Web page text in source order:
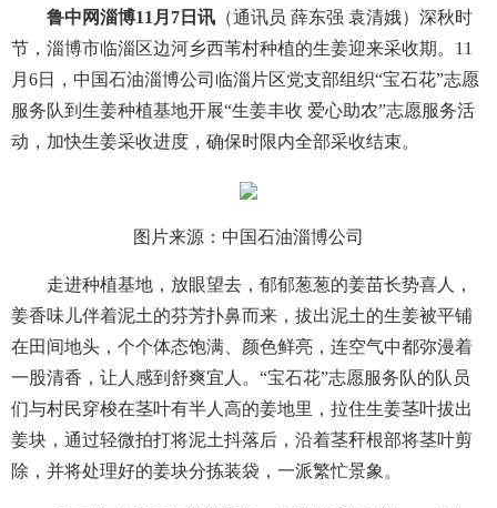
鲁中网淄博11月7日讯 （通讯员 薛东强 袁清娥）深秋时
节，淄博市临淄区边河乡西苇村种植的生姜迎来采收期。11
月6日，中国石油淄博公司临淄片区党支部组织“宝石花”志愿
服务队到生姜种植基地开展“生姜丰收 爱心助农”志愿服务活
动，加快生姜采收进度，确保时限内全部采收结束。
图片来源：中国石油淄博公司
走进种植基地，放眼望去，郁郁葱葱的姜苗长势喜人，
姜香味儿伴着泥土的芬芳扑鼻而来，拔出泥土的生姜被平铺
在田间地头，个个体态饱满、颜色鲜亮，连空气中都弥漫着
一股清香，让人感到舒爽宜人。“宝石花”志愿服务队的队员
们与村民穿梭在茎叶有半人高的姜地里，拉住生姜茎叶拔出
姜块，通过轻微拍打将泥土抖落后，沿着茎秆根部将茎叶剪
除，并将处理好的姜块分拣装袋，一派繁忙景象。